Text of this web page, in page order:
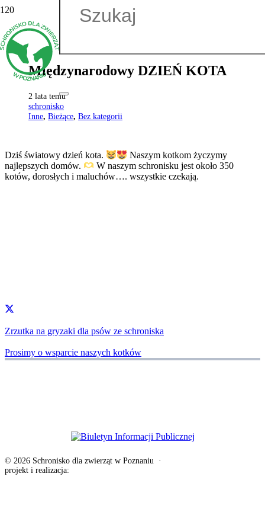
Międzynarodowy DZIEŃ KOTA
2 lata temu
schronisko
Inne, Bieżące, Bez kategorii
Dziś światowy dzień kota.
Naszym kotkom życzymy
najlepszych domów.
W naszym schronisku jest około 350
kotów, dorosłych i maluchów…. wszystkie czekają.
Zrzutka na gryzaki dla psów ze schroniska
Prosimy o wsparcie naszych kotków
© 2026 Schronisko dla zwierząt w Poznaniu ·
projekt i realizacja: